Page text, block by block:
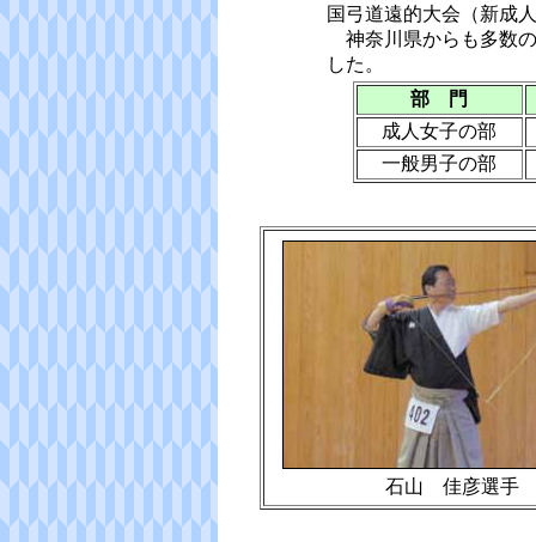
国弓道遠的大会（新成
神奈川県からも多数
した。
部 門
成人女子の部
一般男子の部
石山 佳彦選手